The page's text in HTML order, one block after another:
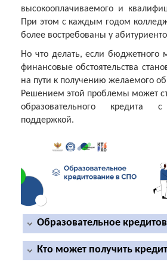
высокооплачиваемого и
При этом с каждым годом
более востребованы у
Но что делать, если бюджетного
финансовые обстоятельства
на пути к получению желаемого
Решением этой проблемы может
образовательного кредита с
поддержкой.
Образовательное
Кто может получить кредит